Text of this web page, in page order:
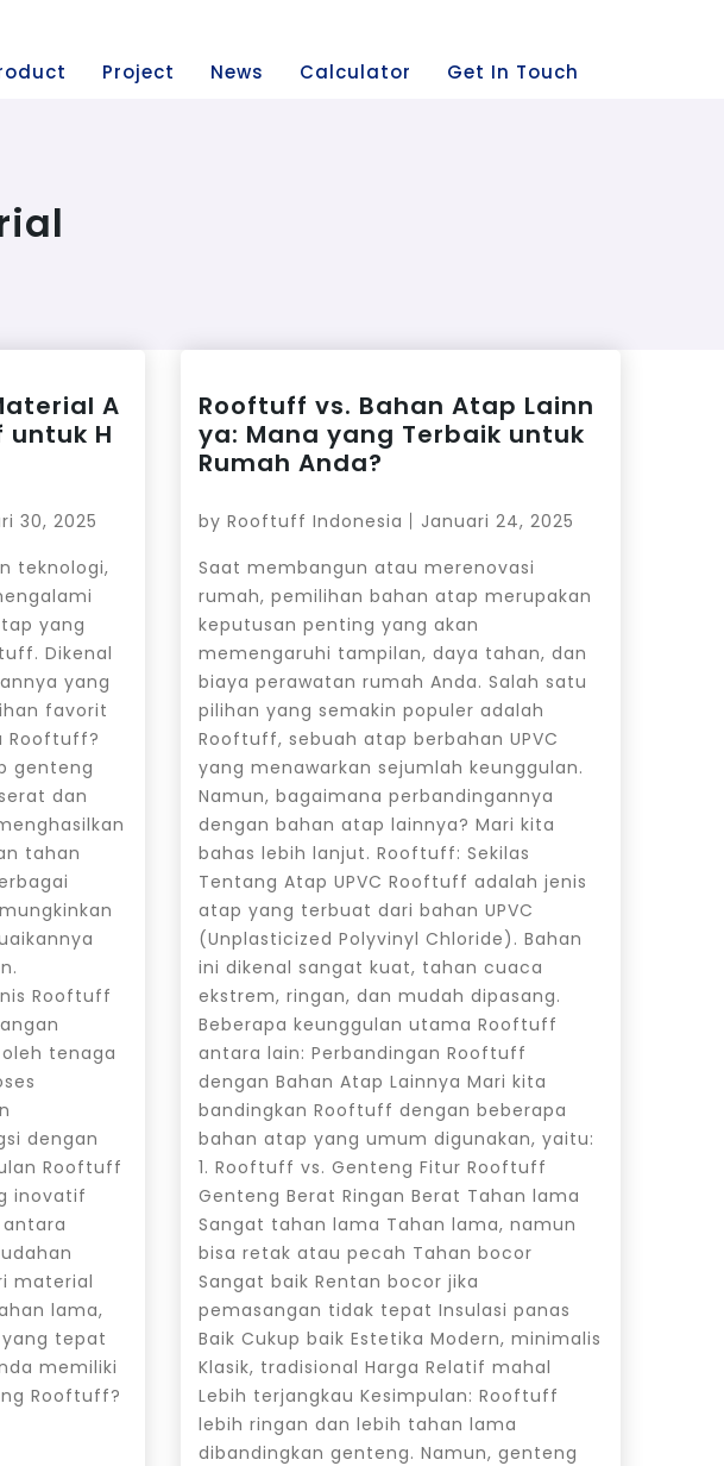
Project News Calculator Get In Touch
A
H
30, 2025
teknologi,
yang
Dikenal
yang
favorit
Rooftuff?
genteng
dan
tahan
Rooftuff
tenaga
dengan
Rooftuff
inovatif
material
lama,
tepat
memiliki
Rooftuff?
Rooftuff vs. Bahan Atap Lainn
ya: Mana yang Terbaik untuk
Rumah Anda?
by Rooftuff Indonesia
Januari 24, 2025
Saat membangun atau merenovasi
rumah, pemilihan bahan atap merupakan
keputusan penting yang akan
memengaruhi tampilan, daya tahan, dan
biaya perawatan rumah Anda. Salah satu
pilihan yang semakin populer adalah
Rooftuff, sebuah atap berbahan UPVC
yang menawarkan sejumlah keunggulan.
Namun, bagaimana perbandingannya
dengan bahan atap lainnya? Mari kita
bahas lebih lanjut. Rooftuff: Sekilas
Tentang Atap UPVC Rooftuff adalah jenis
atap yang terbuat dari bahan UPVC
(Unplasticized Polyvinyl Chloride). Bahan
ini dikenal sangat kuat, tahan cuaca
ekstrem, ringan, dan mudah dipasang.
Beberapa keunggulan utama Rooftuff
antara lain: Perbandingan Rooftuff
dengan Bahan Atap Lainnya Mari kita
bandingkan Rooftuff dengan beberapa
bahan atap yang umum digunakan, yaitu:
1. Rooftuff vs. Genteng Fitur Rooftuff
Genteng Berat Ringan Berat Tahan lama
Sangat tahan lama Tahan lama, namun
bisa retak atau pecah Tahan bocor
Sangat baik Rentan bocor jika
pemasangan tidak tepat Insulasi panas
Baik Cukup baik Estetika Modern, minimalis
Klasik, tradisional Harga Relatif mahal
Lebih terjangkau Kesimpulan: Rooftuff
lebih ringan dan lebih tahan lama
dibandingkan genteng. Namun, genteng